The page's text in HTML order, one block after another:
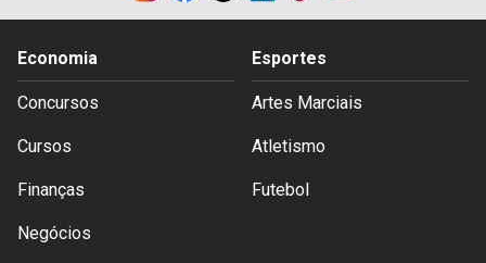
Economia
Concursos
Cursos
Finanças
Negócios
Esportes
Artes Marciais
Atletismo
Futebol